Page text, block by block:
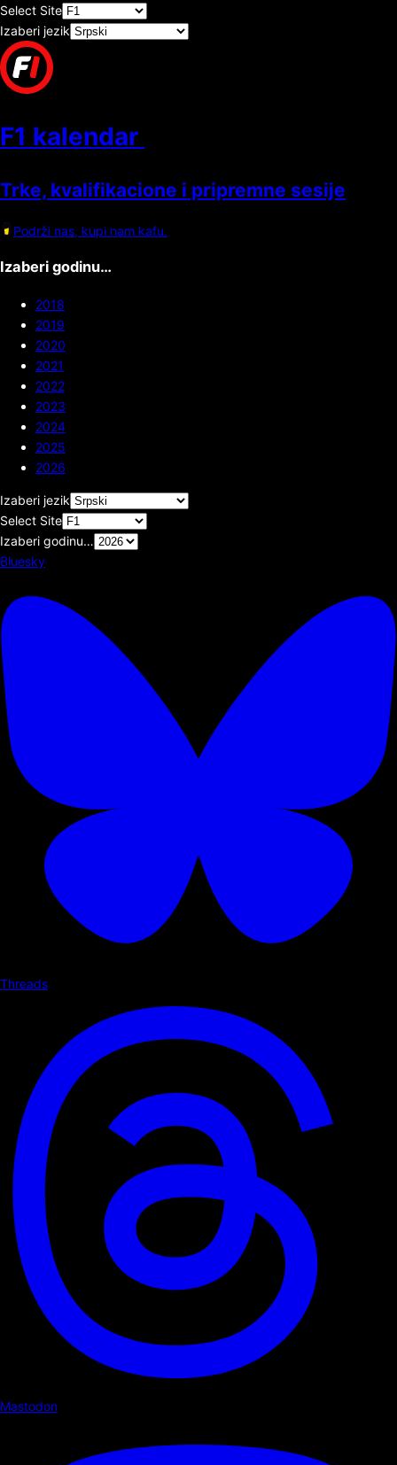
Select Site
Izaberi jezik
F1 kalendar
Trke, kvalifikacione i pripremne sesije
Podrži nas, kupi nam kafu.
Izaberi godinu…
2018
2019
2020
2021
2022
2023
2024
2025
2026
Izaberi jezik
Select Site
Izaberi godinu…
Bluesky
Threads
Mastodon